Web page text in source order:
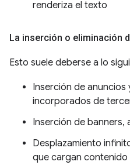
renderiza el texto
La inserción o eliminación
Esto suele deberse a lo
Inserción de
incorporados de
Inserción de banners,
Desplazamiento
que cargan